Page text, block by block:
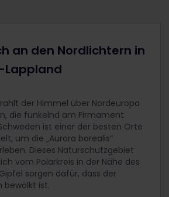
an den Nordlichtern in
Lappland
der Himmel über Nordeuropa
die funkelnd am Firmament
ist einer der besten Orte
um die „Aurora borealis“
Dieses Naturschutzgebiet
vom Polarkreis in der Nähe des
sorgen dafür, dass der
bewölkt ist.